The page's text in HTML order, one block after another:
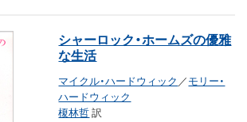
シャーロック・ホームズの優雅
な生活
マイクル・ハードウィック ／モリー・
ハードウィック
榎林哲訳